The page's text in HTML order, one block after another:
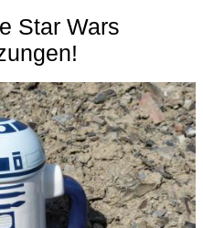
Star Wars